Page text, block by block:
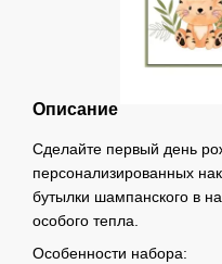
Описание
Сделайте первый день
персонализированных
бутылки шампанского в
особого тепла.
Особенности набора: